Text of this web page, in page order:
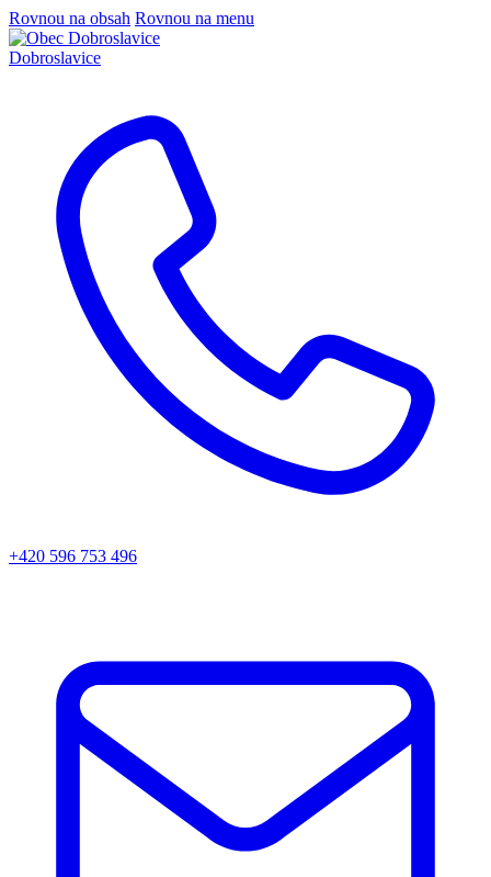
Rovnou na obsah Rovnou na menu
Dobroslavice
+420 596 753 496